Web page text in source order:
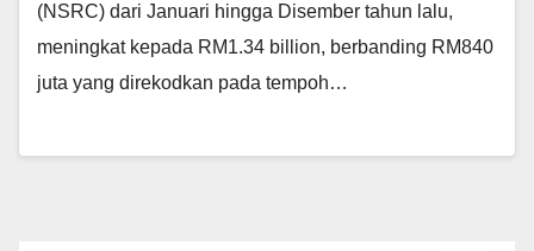
(NSRC) dari Januari hingga Disember tahun lalu,
meningkat kepada RM1.34 billion, berbanding RM840
juta yang direkodkan pada tempoh…